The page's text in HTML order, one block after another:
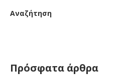
Αναζήτηση
Πρόσφατα άρθρα